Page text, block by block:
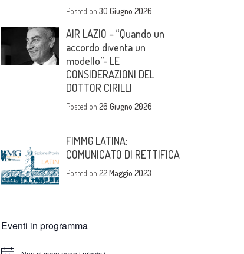
Posted on30 Giugno 2026
AIR LAZIO – “Quando un
accordo diventa un
modello”- LE
CONSIDERAZIONI DEL
DOTTOR CIRILLI
Posted on26 Giugno 2026
FIMMG LATINA:
COMUNICATO DI RETTIFICA
Posted on22 Maggio 2023
Eventi in programma